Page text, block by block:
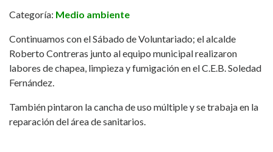
Categoría: Medio ambiente
Continuamos con el Sábado de Voluntariado; el alcalde
Roberto Contreras junto al equipo municipal realizaron
labores de chapea, limpieza y fumigación en el C.E.B. Soledad
Fernández.
También pintaron la cancha de uso múltiple y se trabaja en la
reparación del área de sanitarios.